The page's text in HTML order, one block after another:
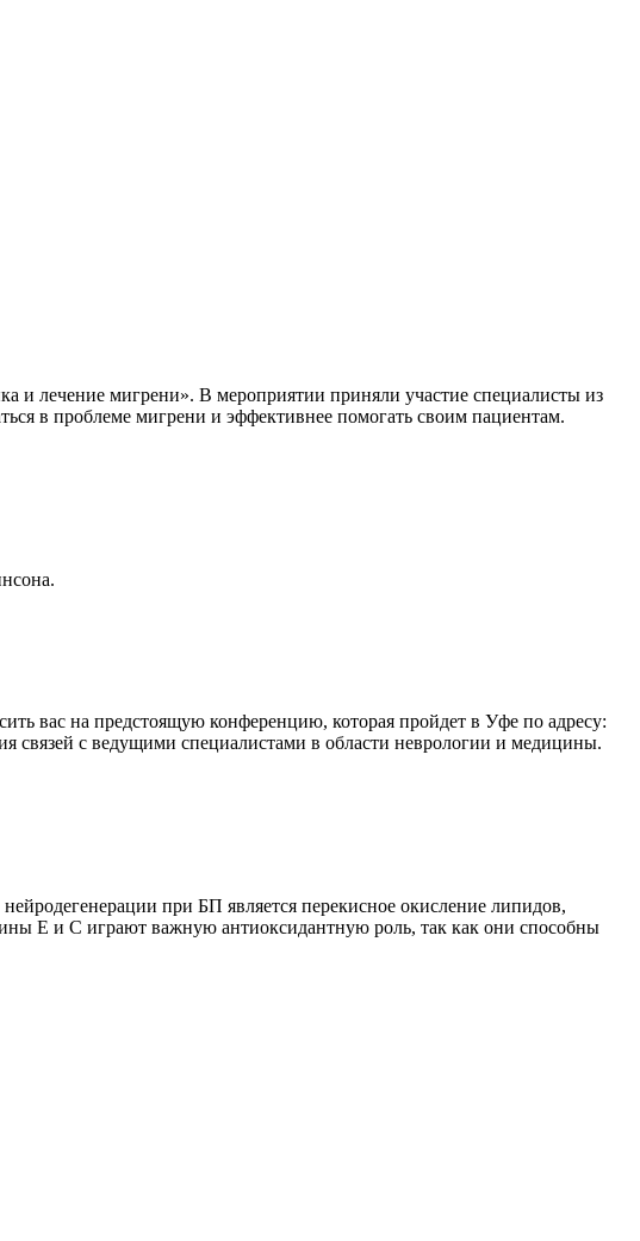
и лечение мигрени». В мероприятии приняли участие специалисты из
в проблеме мигрени и эффективнее помогать своим пациентам.
вас на предстоящую конференцию, которая пройдет в Уфе по адресу:
связей с ведущими специалистами в области неврологии и медицины.
при БП является перекисное окисление липидов,
E и C играют важную антиоксидантную роль, так как они способны